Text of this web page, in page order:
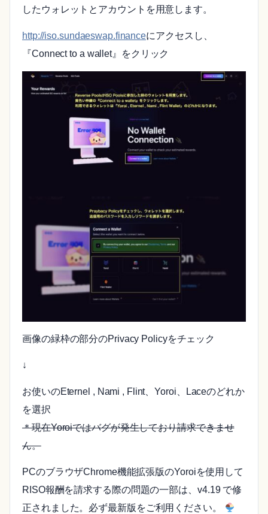
したウォレットとアカウントを用意します。
http://iso.sundaeswap.financeにアクセスし、
『Connect to a wallet』をクリック
画像の緑枠の部分のPrivacy Policyをチェック
↓
お使いのEternel , Nami , Flint、Yoroi、Laceのどれか
を選択
＊現在Yoroiではバグが発生しており請求できませ
ん。
PCのブラウザChrome機能拡張版のYoroiを使用して
RISO報酬を請求する際の問題の一部は、v4.19 で修
正されました。必ず最新版をご利用ください。